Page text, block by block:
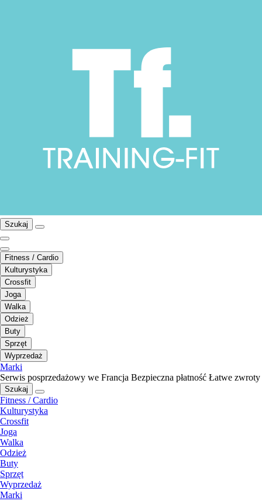
Szukaj
Fitness / Cardio
Kulturystyka
Crossfit
Joga
Walka
Odzież
Buty
Sprzęt
Wyprzedaż
Marki
Serwis posprzedażowy we Francja Bezpieczna płatność Łatwe zwroty
Szukaj
Fitness / Cardio
Kulturystyka
Crossfit
Joga
Walka
Odzież
Buty
Sprzęt
Wyprzedaż
Marki